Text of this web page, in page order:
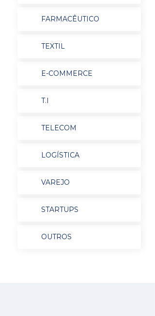
FARMACÊUTICO
TEXTIL
E-COMMERCE
T.I
TELECOM
LOGÍSTICA
VAREJO
STARTUPS
OUTROS